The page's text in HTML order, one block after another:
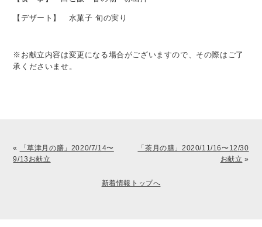
【デザート】 水菓子 旬の実り
※お献立内容は変更になる場合がございますので、その際はご了
承くださいませ。
«
「草津月の膳」2020/7/14〜
9/13お献立
新着情報トップへ
「茶月の膳」2020/11/16〜12/30
お献立 »